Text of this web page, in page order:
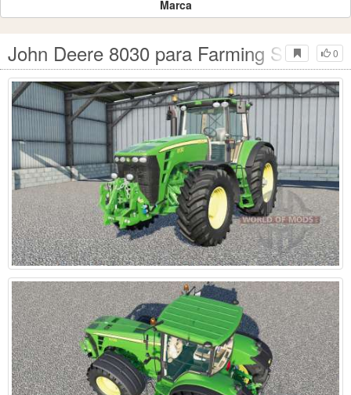
Marca
0
John Deere 8030 para Farming